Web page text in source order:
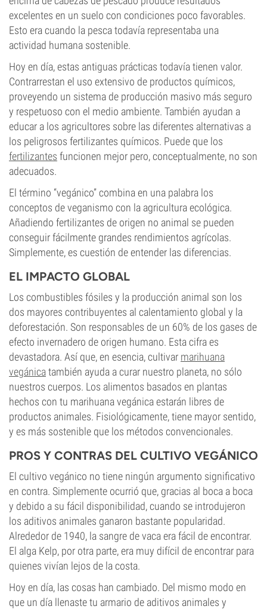
excelentes en un suelo con condiciones poco favorables.
Esto era cuando la pesca todavía representaba una
actividad humana sostenible.
Hoy en día, estas antiguas prácticas todavía tienen valor.
Contrarrestan el uso extensivo de productos químicos,
proveyendo un sistema de producción masivo más seguro
y respetuoso con el medio ambiente. También ayudan a
educar a los agricultores sobre las diferentes alternativas a
los peligrosos fertilizantes químicos. Puede que los
fertilizantes funcionen mejor pero, conceptualmente, no son
adecuados.
El término “vegánico” combina en una palabra los
conceptos de veganismo con la agricultura ecológica.
Añadiendo fertilizantes de origen no animal se pueden
conseguir fácilmente grandes rendimientos agrícolas.
Simplemente, es cuestión de entender las diferencias.
EL IMPACTO GLOBAL
Los combustibles fósiles y la producción animal son los
dos mayores contribuyentes al calentamiento global y la
deforestación. Son responsables de un 60% de los gases de
efecto invernadero de origen humano. Esta cifra es
devastadora. Así que, en esencia, cultivar marihuana
vegánicatambién ayuda a curar nuestro planeta, no sólo
nuestros cuerpos. Los alimentos basados en plantas
hechos con tu marihuana vegánica estarán libres de
productos animales. Fisiológicamente, tiene mayor sentido,
y es más sostenible que los métodos convencionales.
PROS Y CONTRAS DEL CULTIVO VEGÁNICO
El cultivo vegánico no tiene ningún argumento significativo
en contra. Simplemente ocurrió que, gracias al boca a boca
y debido a su fácil disponibilidad, cuando se introdujeron
los aditivos animales ganaron bastante popularidad.
Alrededor de 1940, la sangre de vaca era fácil de encontrar.
El alga Kelp, por otra parte, era muy difícil de encontrar para
quienes vivían lejos de la costa.
Hoy en día, las cosas han cambiado. Del mismo modo en
que un día llenaste tu armario de aditivos animales y